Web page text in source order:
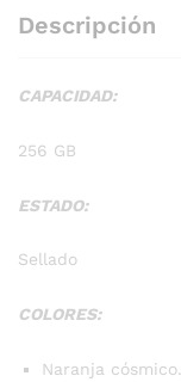
Descripción
CAPACIDAD:
256 GB
ESTADO:
Sellado
COLORES:
Naranja cósmico.